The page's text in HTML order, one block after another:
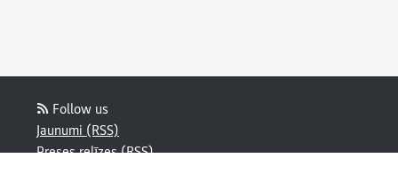
Follow us
Jaunumi (RSS)
Preses relīzes (RSS)